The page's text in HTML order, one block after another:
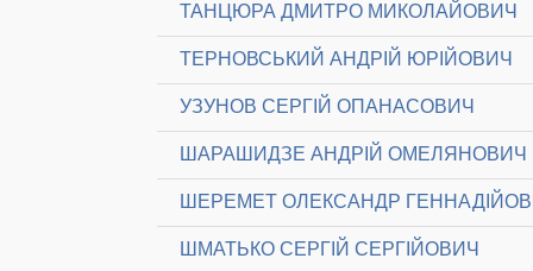
ТАНЦЮРА ДМИТРО МИКОЛАЙОВИЧ
ТЕРНОВСЬКИЙ АНДРІЙ ЮРІЙОВИЧ
УЗУНОВ СЕРГІЙ ОПАНАСОВИЧ
ШАРАШИДЗЕ АНДРІЙ ОМЕЛЯНОВИЧ
ШЕРЕМЕТ ОЛЕКСАНДР
ШМАТЬКО СЕРГІЙ СЕРГІЙОВИЧ